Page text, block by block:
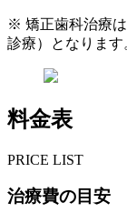
※ 矯正歯科治療
診療）となります
料金表
PRICE LIST
治療費の目安